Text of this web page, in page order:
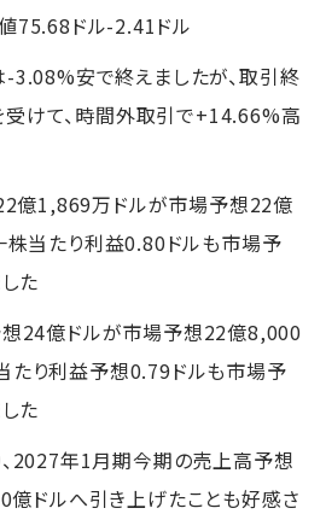
ドル-2.41ドル
安で終えましたが、取引終
けて、時間外取引で+14.66%高
億1,869万ドルが市場予想22億
株当たり利益0.80ドルも市場予
た
24億ドルが市場予想22億8,000
たり利益予想0.79ドルも市場予
た
2027年1月期今期の売上高予想
ドルへ引き上げたことも好感さ